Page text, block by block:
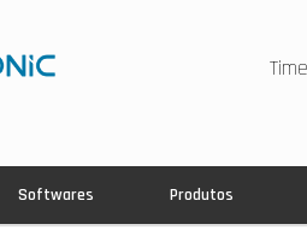
Softwares Produtos